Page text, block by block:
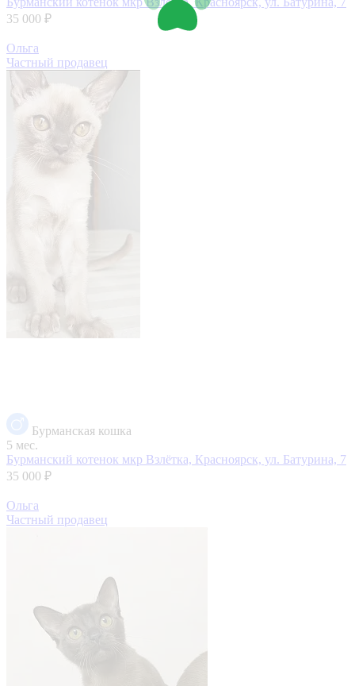
35 000 ₽
Ольга
Частный продавец
Бурманская кошка
5 мес.
Бурманский котенок мкр Взлётка, Красноярск, ул. Батурина, 7
35 000 ₽
Ольга
Частный продавец